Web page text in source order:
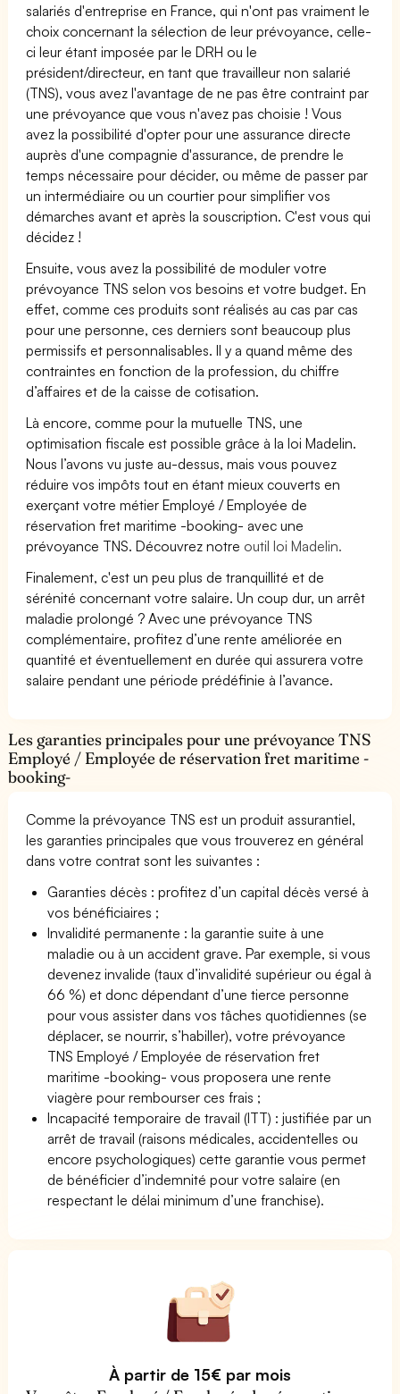
salariés d'entreprise en France, qui n'ont pas vraiment le
choix concernant la sélection de leur prévoyance, celle-
ci leur étant imposée par le DRH ou le
président/directeur, en tant que travailleur non salarié
(TNS), vous avez l'avantage de ne pas être contraint par
une prévoyance que vous n'avez pas choisie ! Vous
avez la possibilité d'opter pour une assurance directe
auprès d'une compagnie d'assurance, de prendre le
temps nécessaire pour décider, ou même de passer par
un intermédiaire ou un courtier pour simplifier vos
démarches avant et après la souscription. C'est vous qui
décidez !
Ensuite, vous avez la possibilité de moduler votre
prévoyance TNS selon vos besoins et votre budget. En
effet, comme ces produits sont réalisés au cas par cas
pour une personne, ces derniers sont beaucoup plus
permissifs et personnalisables. Il y a quand même des
contraintes en fonction de la profession, du chiffre
d’affaires et de la caisse de cotisation.
Là encore, comme pour la mutuelle TNS, une
optimisation fiscale est possible grâce à la loi Madelin.
Nous l’avons vu juste au-dessus, mais vous pouvez
réduire vos impôts tout en étant mieux couverts en
exerçant votre métier Employé / Employée de
réservation fret maritime -booking- avec une
prévoyance TNS. Découvrez notre outil loi Madelin.
Finalement, c'est un peu plus de tranquillité et de
sérénité concernant votre salaire. Un coup dur, un arrêt
maladie prolongé ? Avec une prévoyance TNS
complémentaire, profitez d’une rente améliorée en
quantité et éventuellement en durée qui assurera votre
salaire pendant une période prédéfinie à l’avance.
Les garanties principales pour une prévoyance TNS
Employé / Employée de réservation fret maritime -
booking-
Comme la prévoyance TNS est un produit assurantiel,
les garanties principales que vous trouverez en général
dans votre contrat sont les suivantes :
Garanties décès : profitez d’un capital décès versé à
vos bénéficiaires ;
Invalidité permanente : la garantie suite à une
maladie ou à un accident grave. Par exemple, si vous
devenez invalide (taux d’invalidité supérieur ou égal à
66 %) et donc dépendant d’une tierce personne
pour vous assister dans vos tâches quotidiennes (se
déplacer, se nourrir, s’habiller), votre prévoyance
TNS Employé / Employée de réservation fret
maritime -booking- vous proposera une rente
viagère pour rembourser ces frais ;
Incapacité temporaire de travail (ITT) : justifiée par un
arrêt de travail (raisons médicales, accidentelles ou
encore psychologiques) cette garantie vous permet
de bénéficier d’indemnité pour votre salaire (en
respectant le délai minimum d’une franchise).
À partir de 15€ par mois